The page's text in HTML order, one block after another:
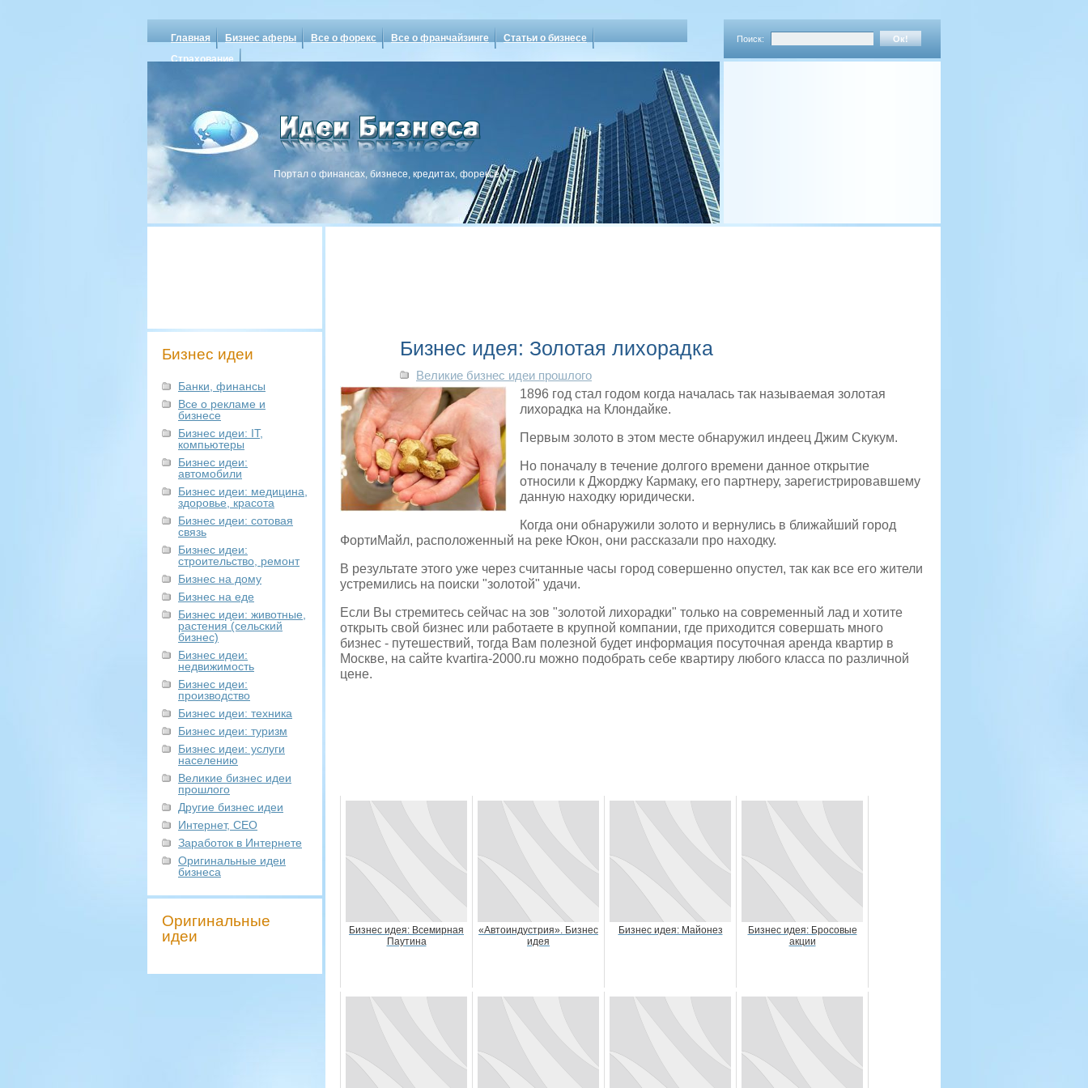
Главная Бизнес аферы Все о форекс Все о франчайзинге
Статьи о бизнесе
Страхование
Поиск:
Портал о финансах, бизнесе, кредитах, форексе
Бизнес идеи
Банки, финансы
Все о рекламе и
бизнесе
Бизнес идеи: IT,
компьютеры
Бизнес идеи:
автомобили
Бизнес идеи: медицина,
здоровье, красота
Бизнес идеи: сотовая
связь
Бизнес идеи:
строительство, ремонт
Бизнес на дому
Бизнес на еде
Бизнес идеи: животные,
растения (сельский
бизнес)
Бизнес идеи:
недвижимость
Бизнес идеи:
производство
Бизнес идеи: техника
Бизнес идеи: туризм
Бизнес идеи: услуги
населению
Великие бизнес идеи
прошлого
Другие бизнес идеи
Интернет, СЕО
Заработок в Интернете
Оригинальные идеи
бизнеса
Оригинальные
идеи
Бизнес идея: Золотая лихорадка
Великие бизнес идеи прошлого
1896 год стал годом когда началась так называемая золотая
лихорадка на Клондайке.
Первым золото в этом месте обнаружил индеец Джим Скукум.
Но поначалу в течение долгого времени данное открытие
относили к Джорджу Кармаку, его партнеру, зарегистрировавшему
данную находку юридически.
Когда они обнаружили золото и вернулись в ближайший город
ФортиМайл, расположенный на реке Юкон, они рассказали про находку.
В результате этого уже через считанные часы город совершенно опустел, так как все его жители
устремились на поиски "золотой" удачи.
Если Вы стремитесь сейчас на зов "золотой лихорадки" только на современный лад и хотите
открыть свой бизнес или работаете в крупной компании, где приходится совершать много
бизнес - путешествий, тогда Вам полезной будет информация посуточная аренда квартир в
Москве, на сайте kvartira-2000.ru можно подобрать себе квартиру любого класса по различной
цене.
Бизнес идея: Всемирная
Паутина
«Автоиндустрия». Бизнес
идея
Бизнес идея: Майонез
Бизнес идея: Бросовые
акции